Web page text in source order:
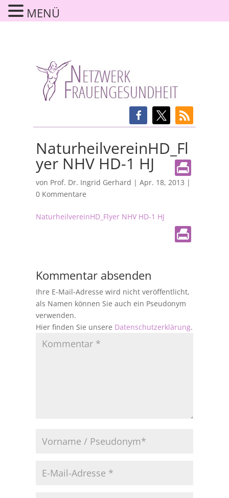
NaturheilvereinHD_Fl
yer NHV HD-1 HJ
von Prof. Dr. Ingrid Gerhard | Apr. 18, 2013 |
0 Kommentare
NaturheilvereinHD_Flyer NHV HD-1 HJ
Kommentar absenden
Ihre E-Mail-Adresse wird nicht veröffentlicht,
als Namen können Sie auch ein Pseudonym
verwenden.
Hier finden Sie unsere Datenschutzerklärung.
MENÜ